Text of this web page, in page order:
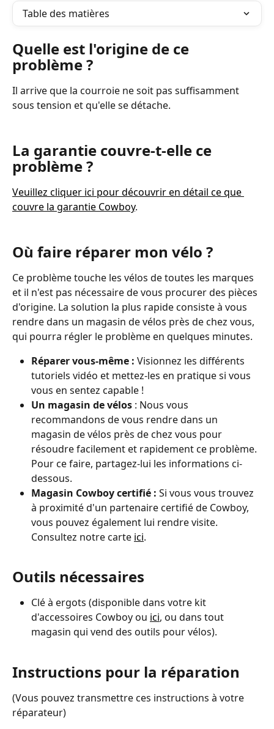
Table des matières
Quelle est l'origine de ce
problème ?
Il arrive que la courroie ne soit pas suffisamment
sous tension et qu'elle se détache.
La garantie couvre-t-elle ce
problème ?
Veuillez cliquer ici pour découvrir en détail ce que
couvre la garantie Cowboy.
Où faire réparer mon vélo ?
Ce problème touche les vélos de toutes les marques
et il n'est pas nécessaire de vous procurer des pièces
d'origine. La solution la plus rapide consiste à vous
rendre dans un magasin de vélos près de chez vous,
qui pourra régler le problème en quelques minutes.
Réparer vous-même : Visionnez les différents
tutoriels vidéo et mettez-les en pratique si vous
vous en sentez capable !
Un magasin de vélos : Nous vous
recommandons de vous rendre dans un
magasin de vélos près de chez vous pour
résoudre facilement et rapidement ce problème.
Pour ce faire, partagez-lui les informations ci-
dessous.
Magasin Cowboy certifié : Si vous vous trouvez
à proximité d'un partenaire certifié de Cowboy,
vous pouvez également lui rendre visite.
Consultez notre carte ici.
Outils nécessaires
Clé à ergots (disponible dans votre kit
d'accessoires Cowboy ou ici, ou dans tout
magasin qui vend des outils pour vélos).
Instructions pour la réparation
(Vous pouvez transmettre ces instructions à votre
réparateur)